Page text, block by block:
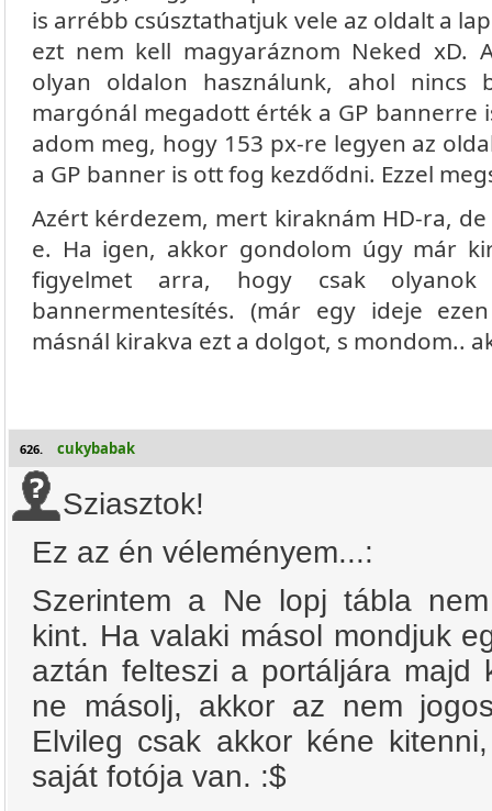
is arrébb csúsztathatjuk vele az oldalt a
ezt nem kell magyaráznom Neked xD.
olyan oldalon használunk, ahol nincs
margónál megadott érték a GP bannerre
adom meg, hogy 153 px-re legyen az
a GP banner is ott fog kezdődni. Ezzel
Azért kérdezem, mert kiraknám HD-ra,
e. Ha igen, akkor gondolom úgy már
figyelmet arra, hogy csak olyanok
bannermentesítés. (már egy ideje
másnál kirakva ezt a dolgot, s mondom..
626. cukybabak
Sziasztok!
Ez az én véleményem...:
Szerintem a Ne lopj tábla
kint. Ha valaki másol mondjuk
aztán felteszi a portáljára majd
ne másolj, akkor az nem
Elvileg csak akkor kéne
saját fotója van. :$